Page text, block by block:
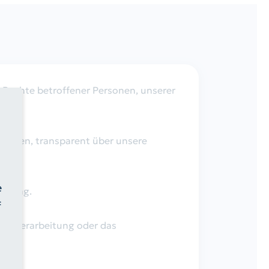
betroffener Personen, unserer
transparent über unsere
Verarbeitung oder das